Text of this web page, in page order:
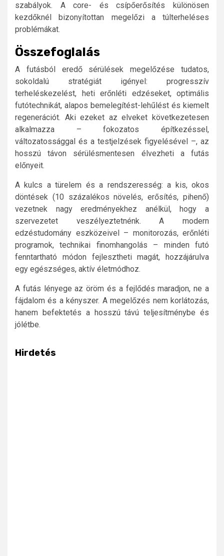
szabályok. A core- és csípőerősítés különösen
kezdőknél bizonyítottan megelőzi a túlterheléses
problémákat.
Összefoglalás
A futásból eredő sérülések megelőzése tudatos,
sokoldalú stratégiát igényel: progresszív
terheléskezelést, heti erőnléti edzéseket, optimális
futótechnikát, alapos bemelegítést-lehűlést és kiemelt
regenerációt. Aki ezeket az elveket következetesen
alkalmazza – fokozatos építkezéssel,
változatossággal és a testjelzések figyelésével –, az
hosszú távon sérülésmentesen élvezheti a futás
előnyeit.
A kulcs a türelem és a rendszeresség: a kis, okos
döntések (10 százalékos növelés, erősítés, pihenő)
vezetnek nagy eredményekhez anélkül, hogy a
szervezetet veszélyeztetnénk. A modern
edzéstudomány eszközeivel – monitorozás, erőnléti
programok, technikai finomhangolás – minden futó
fenntartható módon fejlesztheti magát, hozzájárulva
egy egészséges, aktív életmódhoz.
A futás lényege az öröm és a fejlődés maradjon, ne a
fájdalom és a kényszer. A megelőzés nem korlátozás,
hanem befektetés a hosszú távú teljesítménybe és
jólétbe.
Hirdetés